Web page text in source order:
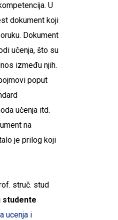
. U
dokument koji
Dokument
učenja, što su
između njih.
poput
učenjaitd.
na
je prilog koji
struč. stud
studente
ucenja i